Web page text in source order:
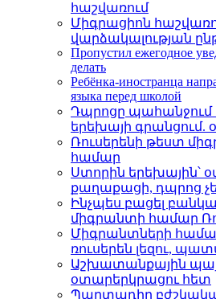
հաշվառում
Միգրացիոն
վարձակալության
Пропустил ежегодное
делать
Ребёнка-иностранца
языка перед школой
Դպրոցը
երեխայի գրանցում.
Ռուսերենի թեստ
համար
Ստորին երեխային՝
քաղաքացի, դպրոց
Ինչպես բացել
միգրանտի համար
Միգրանտների համար
ռուսերեն լեզու,
Աշխատանքային
օտարերկրացու հետ
Պարտադիր